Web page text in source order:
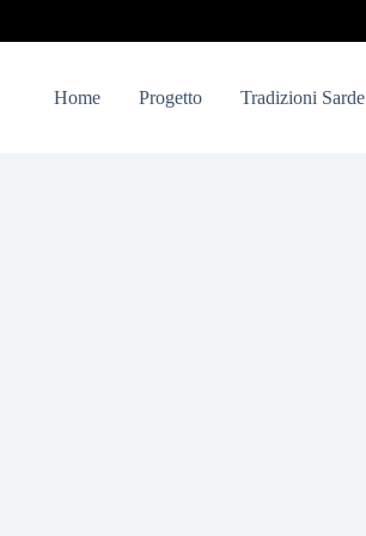
Home Progetto Tradizioni Sarde